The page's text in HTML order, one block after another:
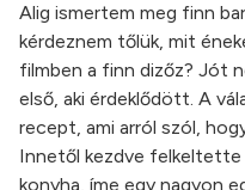
Alig ismertem meg finn
kérdeznem tőlük, mit
filmben a finn dizőz? Jót
első, aki érdeklődött. A
recept, ami arról szól,
Innetől kezdve felkeltette
konyha, íme egy nagyon